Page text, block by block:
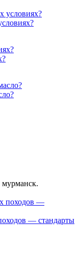
мурманск.
— стандарты